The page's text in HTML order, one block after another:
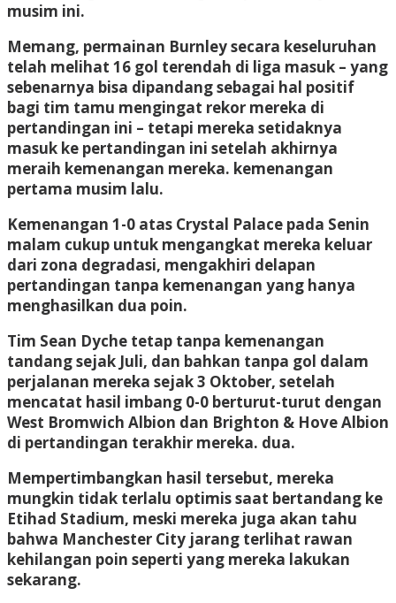
musim ini.
Memang, permainan Burnley secara keseluruhan
telah melihat 16 gol terendah di liga masuk – yang
sebenarnya bisa dipandang sebagai hal positif
bagi tim tamu mengingat rekor mereka di
pertandingan ini – tetapi mereka setidaknya
masuk ke pertandingan ini setelah akhirnya
meraih kemenangan mereka. kemenangan
pertama musim lalu.
Kemenangan 1-0 atas Crystal Palace pada Senin
malam cukup untuk mengangkat mereka keluar
dari zona degradasi, mengakhiri delapan
pertandingan tanpa kemenangan yang hanya
menghasilkan dua poin.
Tim Sean Dyche tetap tanpa kemenangan
tandang sejak Juli, dan bahkan tanpa gol dalam
perjalanan mereka sejak 3 Oktober, setelah
mencatat hasil imbang 0-0 berturut-turut dengan
West Bromwich Albion dan Brighton & Hove Albion
di pertandingan terakhir mereka. dua.
Mempertimbangkan hasil tersebut, mereka
mungkin tidak terlalu optimis saat bertandang ke
Etihad Stadium, meski mereka juga akan tahu
bahwa Manchester City jarang terlihat rawan
kehilangan poin seperti yang mereka lakukan
sekarang.